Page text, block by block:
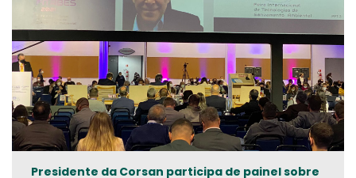
Presidente da Corsan participa de painel sobre